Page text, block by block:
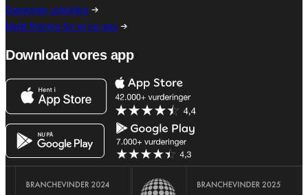
Gaspriser udvikling
Meld flytning for el og gas
Download vores app